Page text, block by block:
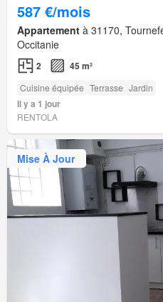
587 €/mois
Appartement à 31170,
Occitanie
2 45 m²
Cuisine équipée Terrasse Jardin
Il y a 1 jour
RENTOLA
Mise À Jour